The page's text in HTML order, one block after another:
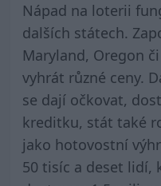
Nápad na loterii
dalších státech.
Maryland, Oregon
vyhrát různé ceny.
se dají očkovat,
kreditku, stát také
jako hotovostní
50 tisíc a deset lidí,